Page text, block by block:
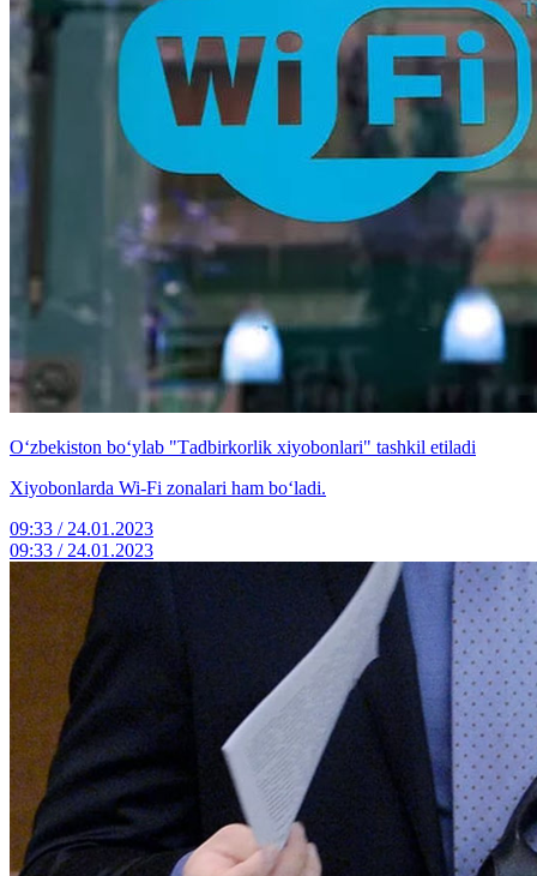
O‘zbekiston bo‘ylab "Тadbirkorlik xiyobonlari" tashkil etiladi
Xiyobonlarda Wi-Fi zonalari ham bo‘ladi.
09:33 / 24.01.2023
09:33 / 24.01.2023